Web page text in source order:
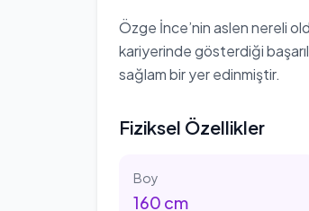
Özge İnce’nin aslen nereli
kariyerinde gösterdiği
sağlam bir yer edinmiştir.
Fiziksel Özellikler
Boy
160 cm